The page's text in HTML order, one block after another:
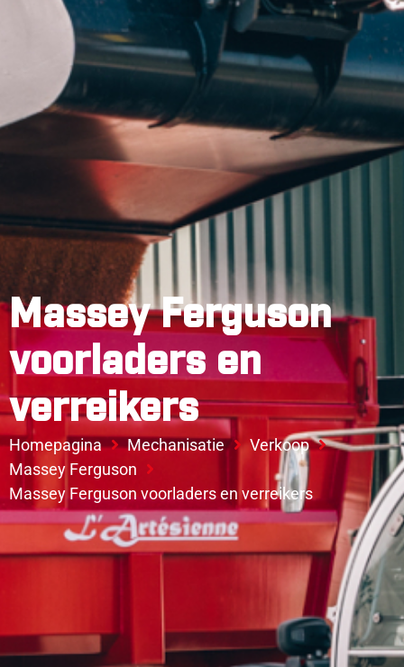
Massey Ferguson
voorladers en
verreikers
Homepagina Mechanisatie
Verkoop
Massey Ferguson
Massey Ferguson voorladers en verreikers